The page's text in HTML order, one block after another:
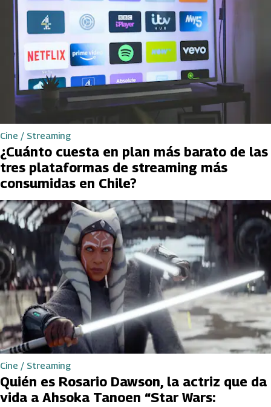
Cine / Streaming
¿Cuánto cuesta en plan más barato de las
tres plataformas de streaming más
consumidas en Chile?
Cine / Streaming
Quién es Rosario Dawson, la actriz que da
vida a Ahsoka Tanoen “Star Wars: